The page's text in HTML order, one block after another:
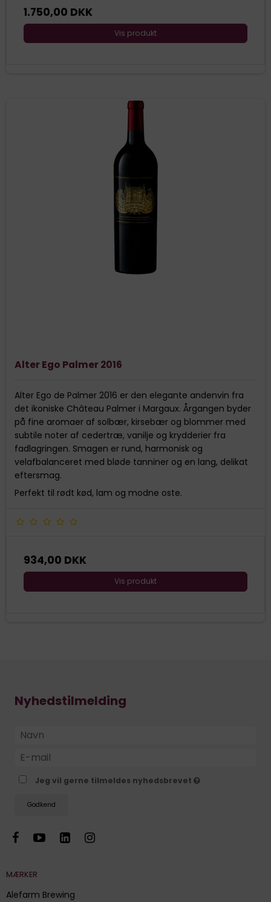
1.750,00 DKK
Vis produkt
Alter Ego Palmer 2016
Alter Ego de Palmer 2016 er den elegante andenvin fra
det ikoniske Château Palmer i Margaux. Årgangen byder
på fine aromaer af solbær, kirsebær og blommer med
subtile noter af cedertræ, vanilje og krydderier fra
fadlagringen. Smagen er rund, harmonisk og
velafbalanceret med bløde tanniner og en lang, delikat
eftersmag.
Perfekt til rødt kød, lam og modne oste.
934,00 DKK
Vis produkt
Nyhedstilmelding
Jeg vil gerne tilmeldes nyhedsbrevet
Godkend
MÆRKER
Alefarm Brewing